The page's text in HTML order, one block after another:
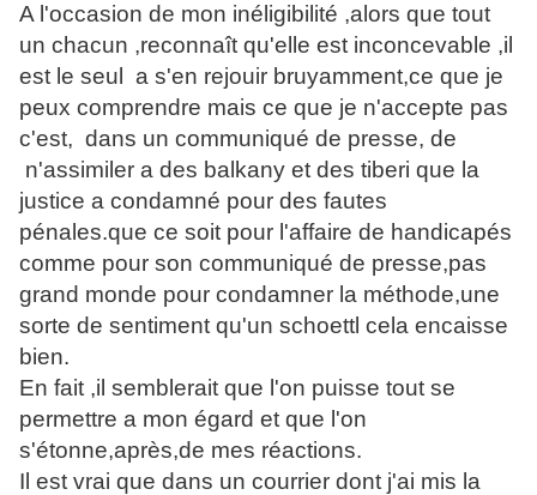
A l'occasion de mon inéligibilité ,alors que tout
un chacun ,reconnaît qu'elle est inconcevable ,il
est le seul a s'en rejouir bruyamment,ce que je
peux comprendre mais ce que je n'accepte pas
c'est, dans un communiqué de presse, de
n'assimiler a des balkany et des tiberi que la
justice a condamné pour des fautes
pénales.que ce soit pour l'affaire de handicapés
comme pour son communiqué de presse,pas
grand monde pour condamner la méthode,une
sorte de sentiment qu'un schoettl cela encaisse
bien.
En fait ,il semblerait que l'on puisse tout se
permettre a mon égard et que l'on
s'étonne,après,de mes réactions.
Il est vrai que dans un courrier dont j'ai mis la